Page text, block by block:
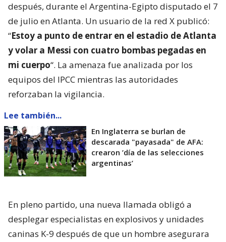
después, durante el Argentina-Egipto disputado el 7
de julio en Atlanta. Un usuario de la red X publicó:
“Estoy a punto de entrar en el estadio de Atlanta
y volar a Messi con cuatro bombas pegadas en
mi cuerpo“. La amenaza fue analizada por los
equipos del IPCC mientras las autoridades
reforzaban la vigilancia.
Lee también...
En Inglaterra se burlan de
descarada "payasada" de AFA:
crearon ’día de las selecciones
argentinas’
En pleno partido, una nueva llamada obligó a
desplegar especialistas en explosivos y unidades
caninas K-9 después de que un hombre asegurara